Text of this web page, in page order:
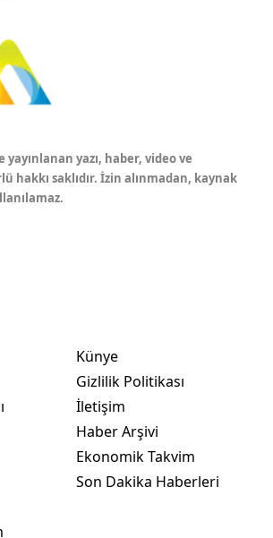
yazı, haber, video ve
hakkı saklıdır. İzin alınmadan, kaynak
Künye
Gizlilik Politikası
İletişim
Haber Arşivi
Ekonomik Takvim
Son Dakika Haberleri